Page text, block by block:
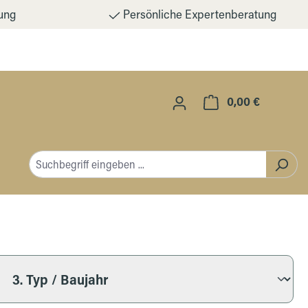
Persönliche Expertenberatung
0,00 €